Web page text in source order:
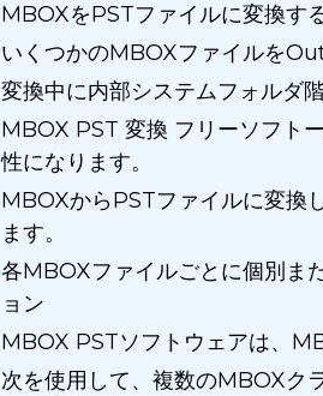
MBOXをPSTファイルに変換す
いくつかのMBOXファイルを
変換中に内部システムフォルダ
MBOX PST 変換 フリーソフト
性になります。
MBOXからPSTファイルに変換
ます。
各MBOXファイルごとに個別ま
ョン
MBOX PSTソフトウェアは、
次を使用して、複数のMBOXク